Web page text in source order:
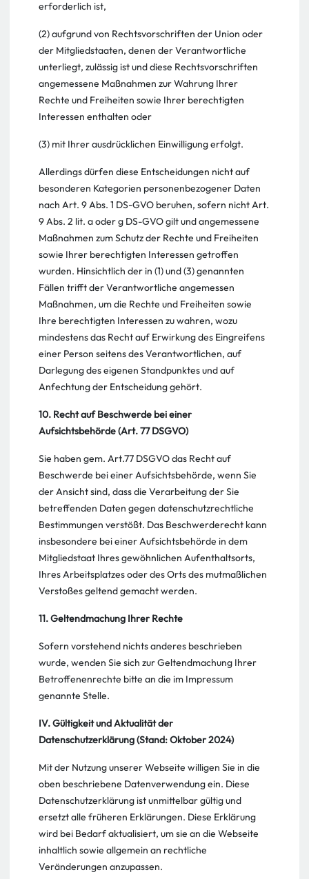
erforderlich ist,
(2) aufgrund von Rechtsvorschriften der Union oder
der Mitgliedstaaten, denen der Verantwortliche
unterliegt, zulässig ist und diese Rechtsvorschriften
angemessene Maßnahmen zur Wahrung Ihrer
Rechte und Freiheiten sowie Ihrer berechtigten
Interessen enthalten oder
(3) mit Ihrer ausdrücklichen Einwilligung erfolgt.
Allerdings dürfen diese Entscheidungen nicht auf
besonderen Kategorien personenbezogener Daten
nach Art. 9 Abs. 1 DS-GVO beruhen, sofern nicht Art.
9 Abs. 2 lit. a oder g DS-GVO gilt und angemessene
Maßnahmen zum Schutz der Rechte und Freiheiten
sowie Ihrer berechtigten Interessen getroffen
wurden. Hinsichtlich der in (1) und (3) genannten
Fällen trifft der Verantwortliche angemessen
Maßnahmen, um die Rechte und Freiheiten sowie
Ihre berechtigten Interessen zu wahren, wozu
mindestens das Recht auf Erwirkung des Eingreifens
einer Person seitens des Verantwortlichen, auf
Darlegung des eigenen Standpunktes und auf
Anfechtung der Entscheidung gehört.
10. Recht auf Beschwerde bei einer
Aufsichtsbehörde (Art. 77 DSGVO)
Sie haben gem. Art.77 DSGVO das Recht auf
Beschwerde bei einer Aufsichtsbehörde, wenn Sie
der Ansicht sind, dass die Verarbeitung der Sie
betreffenden Daten gegen datenschutzrechtliche
Bestimmungen verstößt. Das Beschwerderecht kann
insbesondere bei einer Aufsichtsbehörde in dem
Mitgliedstaat Ihres gewöhnlichen Aufenthaltsorts,
Ihres Arbeitsplatzes oder des Orts des mutmaßlichen
Verstoßes geltend gemacht werden.
11. Geltendmachung Ihrer Rechte
Sofern vorstehend nichts anderes beschrieben
wurde, wenden Sie sich zur Geltendmachung Ihrer
Betroffenenrechte bitte an die im Impressum
genannte Stelle.
IV. Gültigkeit und Aktualität der
Datenschutzerklärung (Stand: Oktober 2024)
Mit der Nutzung unserer Webseite willigen Sie in die
oben beschriebene Datenverwendung ein. Diese
Datenschutzerklärung ist unmittelbar gültig und
ersetzt alle früheren Erklärungen. Diese Erklärung
wird bei Bedarf aktualisiert, um sie an die Webseite
inhaltlich sowie allgemein an rechtliche
Veränderungen anzupassen.